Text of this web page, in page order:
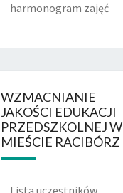
harmonogram zajęć
WZMACNIANIE
JAKOŚCI EDUKACJI
PRZEDSZKOLNEJ W
MIEŚCIE RACIBÓRZ
Lista uczestników